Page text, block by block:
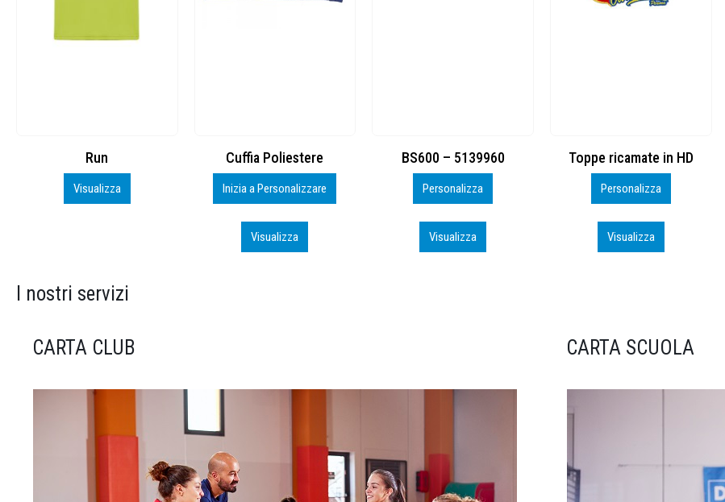
Cuffia Poliestere
Inizia a Personalizzare
BS600 – 5139960
Personalizza
Visualizza
Toppe ricamate in HD
Personalizza
Visualizza
KIT CAMP 100 2026_perso
Personalizza
Visualizza
I nostri servizi
CARTA CLUB CARTA SCUOLA